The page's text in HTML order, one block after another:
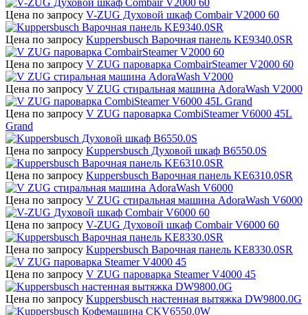
Цена по запросу V-ZUG Духовой шкаф Combair V2000 60
Цена по запросу Kuppersbusch Варочная панель KE9340.0SR
Цена по запросу V ZUG пароварка CombairSteamer V2000 60
Цена по запросу V ZUG стиральная машина AdoraWash V2000
Цена по запросу V ZUG пароварка CombiSteamer V6000 45L
Grand
Цена по запросу Kuppersbusch Духовой шкаф B6550.0S
Цена по запросу Kuppersbusch Варочная панель KE6310.0SR
Цена по запросу V ZUG стиральная машина AdoraWash V6000
Цена по запросу V-ZUG Духовой шкаф Combair V6000 60
Цена по запросу Kuppersbusch Варочная панель KE8330.0SR
Цена по запросу V ZUG пароварка Steamer V4000 45
Цена по запросу Kuppersbusch настенная вытяжка DW9800.0G